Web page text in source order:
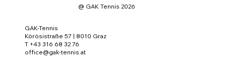
GAK-Tennis
Körösistraße 57 | 8010 Graz
T +43 316 68 32 76
office@gak-tennis.at
@ GAK Tennis 2026